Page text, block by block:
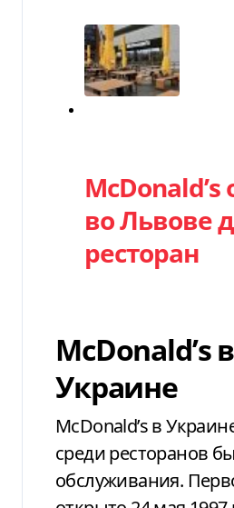
во Львове
ресторан
McDonald’s в
Украине
McDonald’s в
среди ресторанов
обслуживания.